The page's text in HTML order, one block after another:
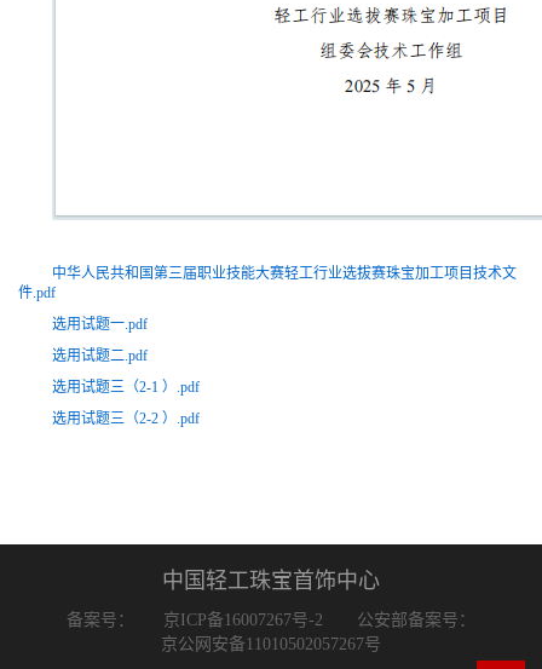
中华人民共和国第三届职业技能大赛轻工行业选拔赛珠宝加工项目技术文
件.pdf
选用试题一.pdf
选用试题二.pdf
选用试题三（2-1 ）.pdf
选用试题三（2-2 ）.pdf
中国轻工珠宝首饰中心
备案号： 京ICP备16007267号-2
公安部备案号：
京公网安备11010502057267号